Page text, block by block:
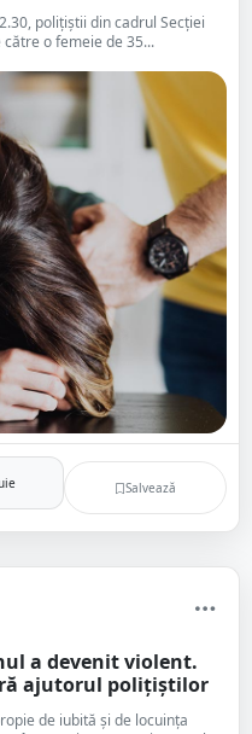
polițiștii din cadrul Secției
către o femeie de 35...
Salvează
a devenit violent.
ajutorul polițiștilor
de iubită și de locuința